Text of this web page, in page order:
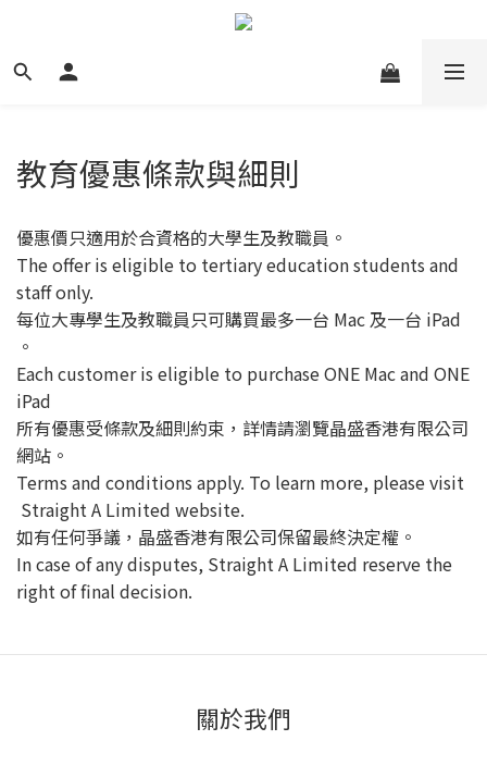
教育優惠條款與細則
優惠價只適用於合資格的大學生及教職員。
The offer is eligible to tertiary education students and
staff only.
每位大專學生及教職員只可購買最多一台 Mac 及一台 iPad
。
Each customer is eligible to purchase ONE Mac and ONE
iPad
所有優惠受條款及細則約束，詳情請瀏覽晶盛香港有限公司
網站。
Terms and conditions apply. To learn more, please visit
Straight A Limited website.
如有任何爭議，晶盛香港有限公司保留最終決定權。
In case of any disputes, Straight A Limited reserve the
right of final decision.
關於我們